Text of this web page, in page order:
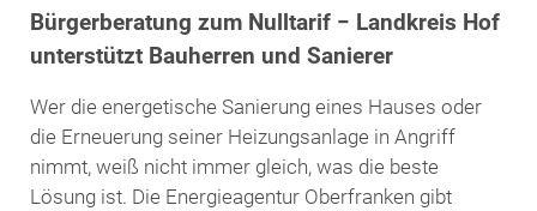
Bürgerberatung zum Nulltarif − Landkreis Hof
unterstützt Bauherren und Sanierer
Wer die energetische Sanierung eines Hauses oder
die Erneuerung seiner Heizungsanlage in Angriff
nimmt, weiß nicht immer gleich, was die beste
Lösung ist. Die Energieagentur Oberfranken gibt